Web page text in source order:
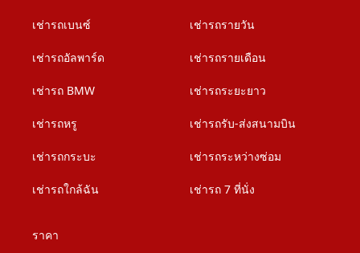
เช่ารถเบนซ์
เช่ารถอัลพาร์ด
เช่ารถ BMW
เช่ารถหรู
เช่ารถกระบะ
เช่ารถใกล้ฉัน
เช่ารถรายวัน
เช่ารถรายเดือน
เช่ารถระยะยาว
เช่ารถรับ-ส่งสนามบิน
เช่ารถระหว่างซ่อม
เช่ารถ 7 ที่นั่ง
ราคา